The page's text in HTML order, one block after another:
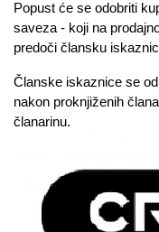
Popust će se odobriti
saveza - koji na
predoči člansku
Članske iskaznice se
nakon proknjiženih
članarinu.